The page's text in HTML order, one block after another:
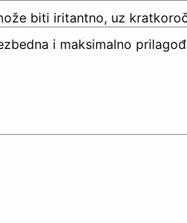
biti iritantno, uz
i maksimalno